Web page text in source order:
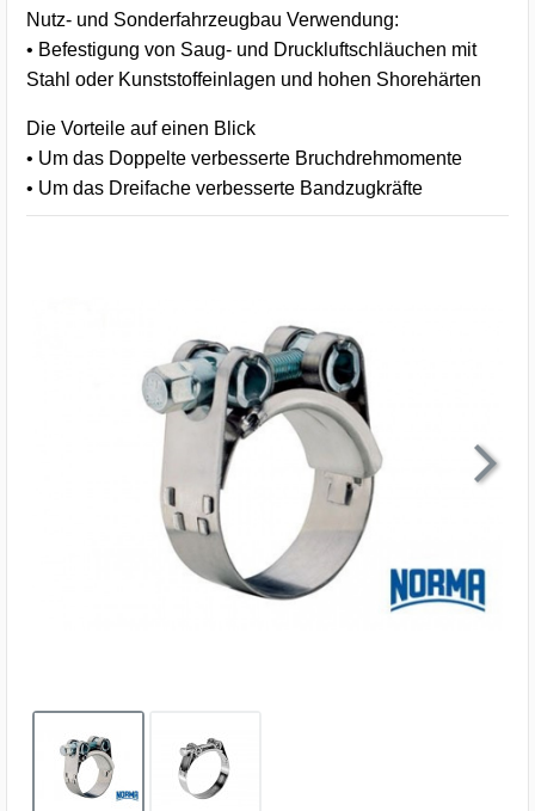
Nutz- und Sonderfahrzeugbau Verwendung:
• Befestigung von Saug- und Druckluftschläuchen mit
Stahl oder Kunststoffeinlagen und hohen Shorehärten
Die Vorteile auf einen Blick
• Um das Doppelte verbesserte Bruchdrehmomente
• Um das Dreifache verbesserte Bandzugkräfte
